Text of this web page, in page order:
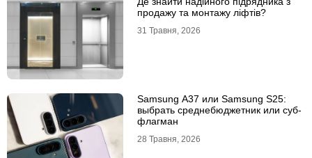
продажу та монтажу ліфтів?
31 Травня, 2026
Samsung A37 или Samsung S25:
выбрать среднебюджетник или суб-
флагман
28 Травня, 2026